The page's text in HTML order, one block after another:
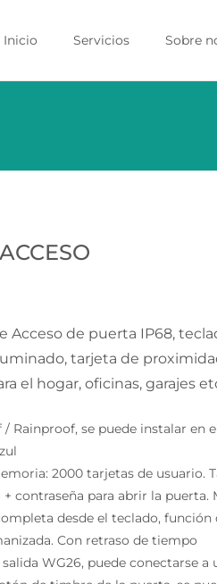
Inicio Servicios Sobre
Acceso de puerta IP68,
tarjeta de
el hogar, oficinas, garajes
/ Rainproof, se puede instalar en
2000 tarjetas de usuario.
contraseña para abrir la
desde el teclado, función
Con retraso de tiempo
WG26, puede conectarse